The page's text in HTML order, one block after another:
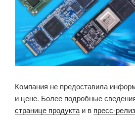
Компания не предоставила
и цене. Более подробные
странице продукта и в пресс-